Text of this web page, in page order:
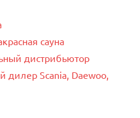
сауна
дистрибьютор
дилер Scania, Daewoo,